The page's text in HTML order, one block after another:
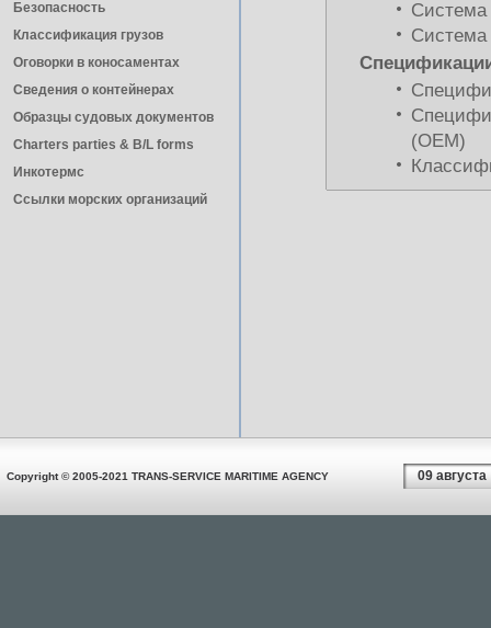
Безопасность
Классификация грузов
Оговорки в коносаментах
Сведения о контейнерах
Образцы судовых документов
Charters parties & B/L forms
Инкотермс
Ссылки морских организаций
(ОЕМ)
Copyright © 2005-2021 TRANS-SERVICE MARITIME AGENCY 09 августа